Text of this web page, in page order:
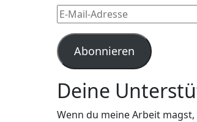
E-
Mail-
Adresse
Abonnieren
Deine
Wenn du meine Arbeit